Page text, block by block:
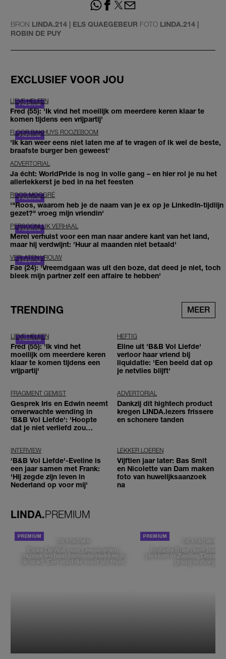
BRON LINDA.214 | ELS QUAEGEBEUR FOTO LINDA.214 |
ROBIN DE PUY
EXCLUSIEF VOOR JOU
LIEVE HELEEN
Fred (55): 'Ik vind het moeilijk om meerdere keren klaar te
komen tijdens een vrijpartij'
FLOOR BAKHUYS ROOZEBOOM
'Ik kan weer eens niet laten me af te vragen of ik wel de beste,
braafste burger ben geweest'
ADVERTORIAL
Ja écht: WorldPride is nog in volle gang – en hier rol je nu het
allerlekkerst je bed in na het feesten
ROOS MOGGRÉ
'"Roos, waarom heb je de naam van je ex op je LinkedIn-tijdlijn
gezet?" vroeg mijn vriendin'
PERSOONLIJK VERHAAL
Merel verhuist voor een man naar andere kant van het land,
maar hij verdwijnt: 'Huur al maanden niet betaald'
VERLATEN VROUW
Fae (24): 'Vreemdgaan was uit den boze, dat deed je niet, toch
bleek mijn partner zelf een affaire te hebben'
TRENDING MEER
LIEVE HELEEN
Fred (55): 'Ik vind het
moeilijk om meerdere keren
klaar te komen tijdens een
vrijpartij'
HEFTIG
Eline uit 'B&B Vol Liefde'
verloor haar vriend bij
liquidatie: 'Een beeld dat op
je netvlies blijft'
FRAGMENT GEMIST
Gesprek Iris en Edwin neemt
onverwachte wending in
'B&B Vol Liefde': 'Hoopte
dat je niet verliefd zou
ADVERTORIAL
Dankzij dit hightech product
kregen LINDA.lezers frissere
en schonere tanden
INTERVIEW
'B&B Vol Liefde'-Eveline is
een jaar samen met Frank:
'Hij zegde zijn leven in
Nederland op voor mij'
LEKKER LOEREN
Vijftien jaar later: Bas Smit
en Nicolette van Dam maken
foto van huwelijksaanzoek
na
LINDA.PREMIUM
DE STAD VAN
Elske DeWall over Leeuwarden,
muziek en haar favoriete plekken in
de stad: 'Een stad die voelt als thuis'
DE STAD VAN
Isabelle Boer deelt haar
plekken in Zwolle: 'Deze
graag verborgen'